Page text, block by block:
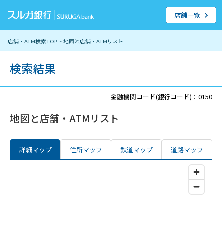
店舗・ATM検索TOP > 地図と店舗・ATMリスト
店舗一覧
検索結果
金融機関コード(銀行コード)：0150
地図と店舗・ATMリスト
詳細マップ 住所マップ 鉄道マップ 道路マップ